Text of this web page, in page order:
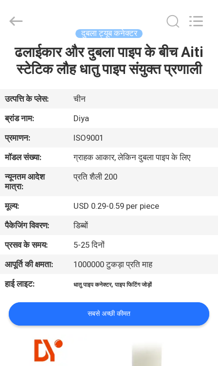
घर
हमारे
बारे
कारखाना
गुणवत्ता
नियंत्रण
संपर्क
समाचार
दुबला ट्यूब कनेक्टर
ढलाईकार और दुबला पाइप के बीच Aiti
स्टेटिक लौह धातु पाइप संयुक्त प्रणाली
उत्पत्ति के प्लेस:
चीन
ब्रांड नाम:
Diya
प्रमाणन:
ISO9001
मॉडल संख्या:
ग्राहक आकार, लेकिन दुबला पाइप के लिए
न्यूनतम आदेश
मात्रा:
प्रति शैली 200
मूल्य:
USD 0.29-0.59 per piece
पैकेजिंग विवरण:
डिब्बों
प्रसव के समय:
5-25 दिनों
आपूर्ति की क्षमता:
1000000 टुकड़ा प्रति माह
हाई लाइट:
धातु पाइप कनेक्टर,पाइप फिटिंग जोड़ों
सबसे अच्छी कीमत